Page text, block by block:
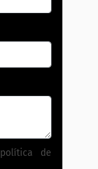
política de